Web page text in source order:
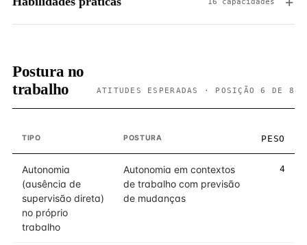
Postura no
trabalho
ATITUDES ESPERADAS · POSIÇÃO 6 DE 8
TIPO POSTURA PESO
Autonomia
(ausência de
supervisão direta)
no próprio
trabalho
Autonomia em contextos
de trabalho com previsão
de mudanças
4